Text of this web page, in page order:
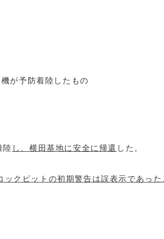
が予防着陸したもの
陸 し、横田基地に安全に帰還 した。
クピットの初期警告は誤表示であった